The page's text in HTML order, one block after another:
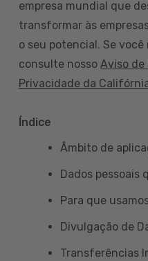
empresa mundial que
transformar às
o seu potencial. Se
consulte nosso Aviso
Privacidade da
Índice
Âmbito de
Dados pessoais
Para que
Divulgação de
Transferências